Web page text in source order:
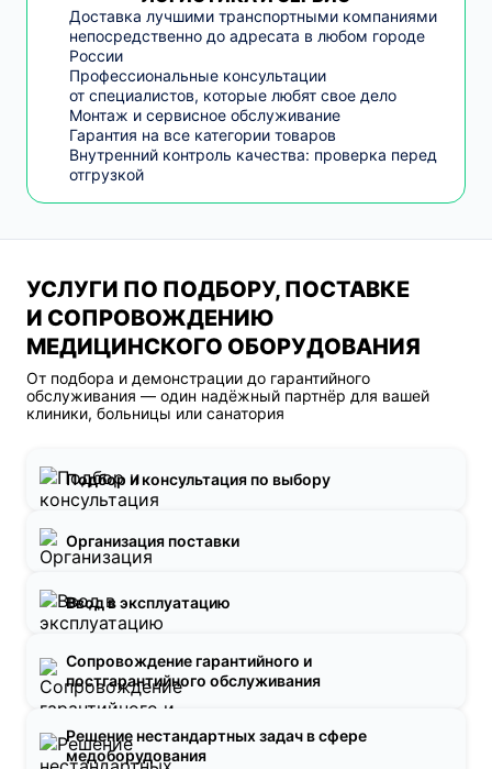
Доставка лучшими транспортными компаниями
непосредственно до адресата в любом городе
России
Профессиональные консультации
от специалистов, которые любят свое дело
Монтаж и сервисное обслуживание
Гарантия на все категории товаров
Внутренний контроль качества: проверка перед
отгрузкой
УСЛУГИ ПО ПОДБОРУ, ПОСТАВКЕ
И СОПРОВОЖДЕНИЮ
МЕДИЦИНСКОГО ОБОРУДОВАНИЯ
От подбора и демонстрации до гарантийного
обслуживания — один надёжный партнёр для вашей
клиники, больницы или санатория
Подбор и консультация по выбору
Организация поставки
Ввод в эксплуатацию
Сопровождение гарантийного и
постгарантийного обслуживания
Решение нестандартных задач в сфере
медоборудования